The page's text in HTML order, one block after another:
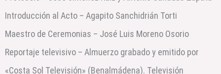
Introducción al Acto – Agapito Sanchidrián Torti
Maestro de Ceremonias – José Luis Moreno Osorio
Reportaje televisivo – Almuerzo grabado y emitido por
«Costa Sol Televisión» (Benalmádena). Televisión